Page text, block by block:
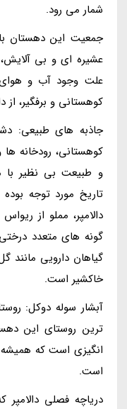
شمار می رود.
عشیره ای و بی
علت وجود آب و هوای
کوهستانی و برفگیر،
جاذبه های طبیعی:
کوهستانی، رودخانه
و طبیعت بی نظیر با
تاریخ مورد توجه
دالامپر، مملو از
گونه های متعدد
گیاهان دارویی مانند
خاکشیر است.
ترین روستای این
انگیزی است که همیشه
است.
دریاچه فصلی دالامپر